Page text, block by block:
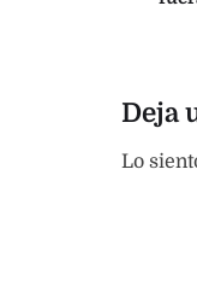
Deja
Lo